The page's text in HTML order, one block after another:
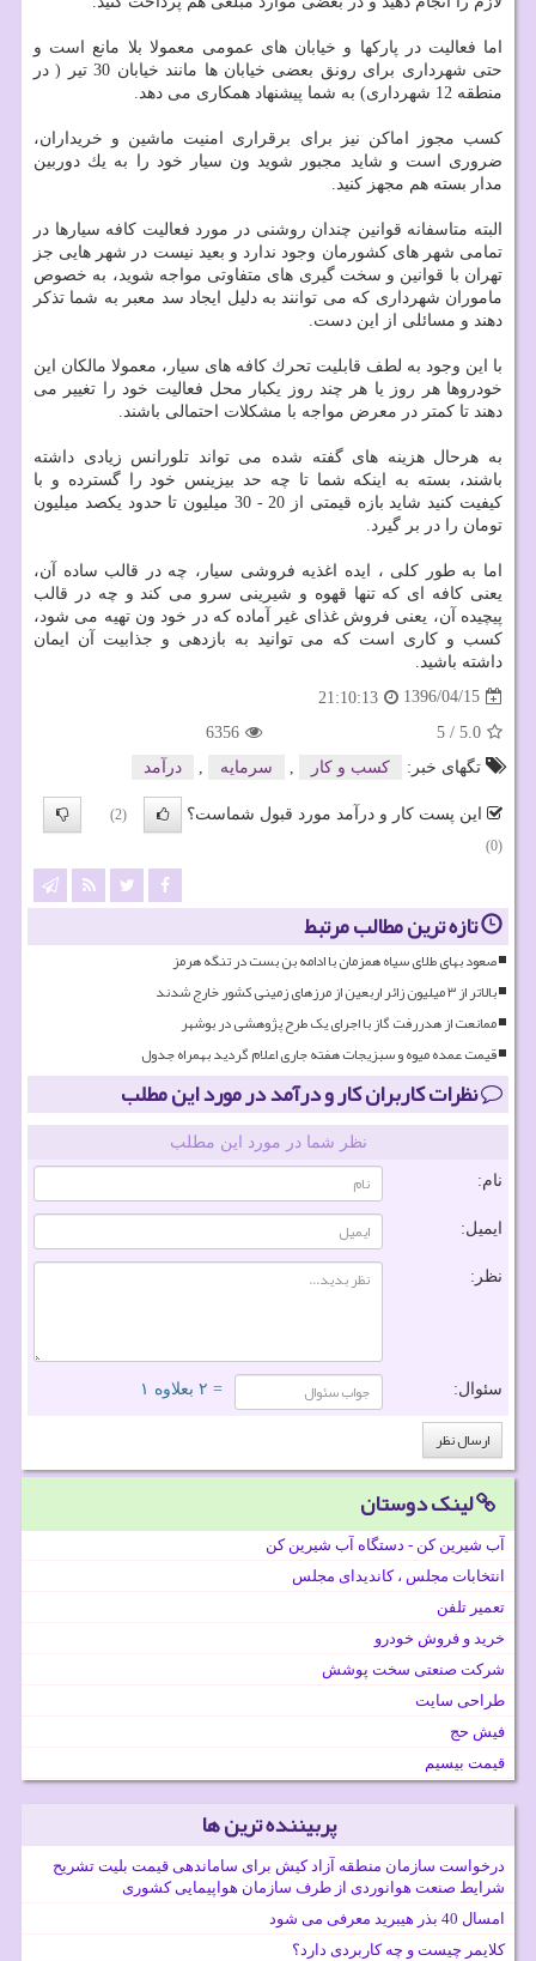
اما فعالیت در پاركها و خیابان های عمومی معمولا بلا مانع است و
حتی شهرداری برای رونق بعضی خیابان ها مانند خیابان 30 تیر ( در
منطقه 12 شهرداری) به شما پیشنهاد همكاری می دهد.
كسب مجوز اماكن نیز برای برقراری امنیت ماشین و خریداران،
ضروری است و شاید مجبور شوید ون سیار خود را به یك دوربین
مدار بسته هم مجهز كنید.
البته متاسفانه قوانین چندان روشنی در مورد فعالیت كافه سیارها در
تمامی شهر های كشورمان وجود ندارد و بعید نیست در شهر هایی جز
تهران با قوانین و سخت گیری های متفاوتی مواجه شوید، به خصوص
ماموران شهرداری كه می توانند به دلیل ایجاد سد معبر به شما تذكر
دهند و مسائلی از این دست.
با این وجود به لطف قابلیت تحرك كافه های سیار، معمولا مالكان این
خودروها هر روز یا هر چند روز یكبار محل فعالیت خود را تغییر می
دهند تا كمتر در معرض مواجه با مشكلات احتمالی باشند.
به هرحال هزینه های گفته شده می تواند تلورانس زیادی داشته
باشند، بسته به اینكه شما تا چه حد بیزینس خود را گسترده و با
كیفیت كنید شاید بازه قیمتی از 20 - 30 میلیون تا حدود یكصد میلیون
تومان را در بر گیرد.
اما به طور كلی ، ایده اغذیه فروشی سیار، چه در قالب ساده آن،
یعنی كافه ای كه تنها قهوه و شیرینی سرو می كند و چه در قالب
پیچیده آن، یعنی فروش غذای غیر آماده كه در خود ون تهیه می شود،
كسب و كاری است كه می توانید به بازدهی و جذابیت آن ایمان
داشته باشید.
1396/04/15
21:10:13
5.0
/
5
6356
تگهای خبر:
كسب و كار سرمایه درآمد
این پست کار و درآمد مورد قبول شماست؟
(2)
(0)
تازه ترین مطالب مرتبط
صعود بهای طلای سیاه همزمان با ادامه بن بست در تنگه هرمز
بالاتر از ۳ میلیون زائر اربعین از مرزهای زمینی کشور خارج شدند
ممانعت از هدررفت گاز با اجرای یک طرح پژوهشی در بوشهر
قیمت عمده میوه و سبزیجات هفته جاری اعلام گردید بهمراه جدول
نظرات کاربران کار و درآمد در مورد این مطلب
نظر شما در مورد این مطلب
نام:
ایمیل:
نظر:
سئوال: = ۲ بعلاوه ۱
لینک دوستان
آب شیرین کن - دستگاه آب شیرین کن
انتخابات مجلس ، کاندیدای مجلس
تعمیر تلفن
خرید و فروش خودرو
شرکت صنعتی سخت پوشش
طراحی سایت
فیش حج
قیمت بیسیم
پربیننده ترین ها
درخواست سازمان منطقه آزاد کیش برای ساماندهی قیمت بلیت تشریح
شرایط صنعت هوانوردی از طرف سازمان هواپیمایی کشوری
امسال 40 بذر هیبرید معرفی می شود
کلایمر چیست و چه کاربردی دارد؟